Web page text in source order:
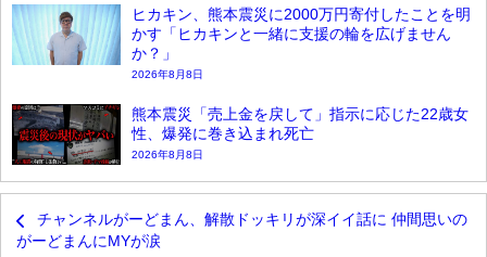
ヒカキン、熊本震災に2000万円寄付したことを明
かす「ヒカキンと一緒に支援の輪を広げません
か？」
2026年8月8日
熊本震災「売上金を戻して」指示に応じた22歳女
性、爆発に巻き込まれ死亡
2026年8月8日
チャンネルがーどまん、解散ドッキリが深イイ話に 仲間思いの
がーどまんにMYが涙